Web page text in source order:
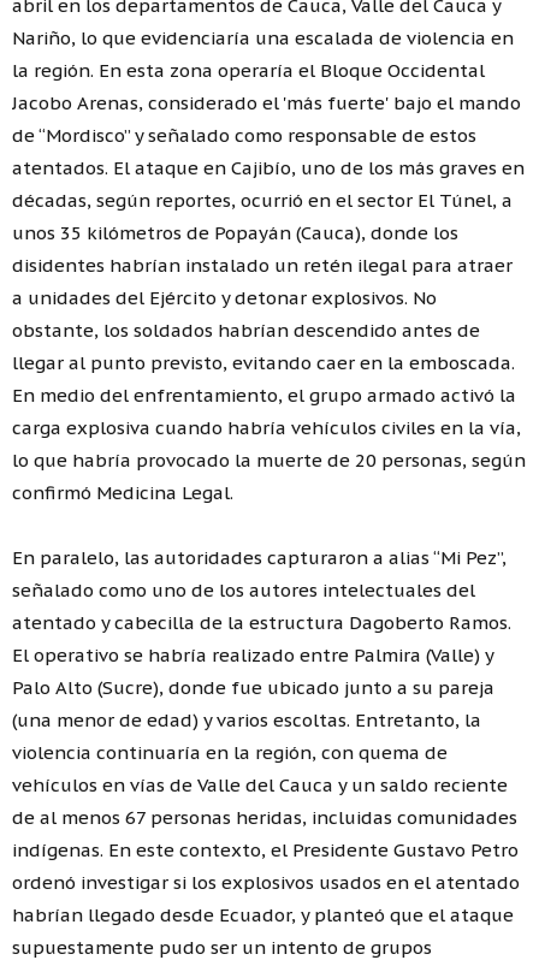
abril en los departamentos de Cauca, Valle del Cauca y
Nariño, lo que evidenciaría una escalada de violencia en
la región. En esta zona operaría el Bloque Occidental
Jacobo Arenas, considerado el 'más fuerte' bajo el mando
de “Mordisco” y señalado como responsable de estos
atentados. El ataque en Cajibío, uno de los más graves en
décadas, según reportes, ocurrió en el sector El Túnel, a
unos 35 kilómetros de Popayán (Cauca), donde los
disidentes habrían instalado un retén ilegal para atraer
a unidades del Ejército y detonar explosivos. No
obstante, los soldados habrían descendido antes de
llegar al punto previsto, evitando caer en la emboscada.
En medio del enfrentamiento, el grupo armado activó la
carga explosiva cuando habría vehículos civiles en la vía,
lo que habría provocado la muerte de 20 personas, según
confirmó Medicina Legal.
En paralelo, las autoridades capturaron a alias “Mi Pez”,
señalado como uno de los autores intelectuales del
atentado y cabecilla de la estructura Dagoberto Ramos.
El operativo se habría realizado entre Palmira (Valle) y
Palo Alto (Sucre), donde fue ubicado junto a su pareja
(una menor de edad) y varios escoltas. Entretanto, la
violencia continuaría en la región, con quema de
vehículos en vías de Valle del Cauca y un saldo reciente
de al menos 67 personas heridas, incluidas comunidades
indígenas. En este contexto, el Presidente Gustavo Petro
ordenó investigar si los explosivos usados en el atentado
habrían llegado desde Ecuador, y planteó que el ataque
supuestamente pudo ser un intento de grupos